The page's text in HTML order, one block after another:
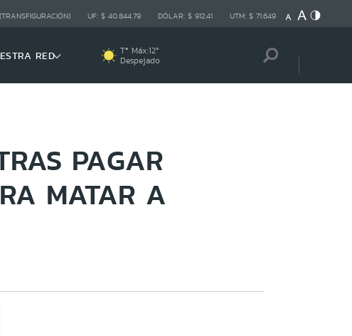
(TRANSFIGURACIÓN) UF: $ 40.844,79 DÓLAR: $ 912,41 UTM: $ 71.649
RED Tª Máx:12º
Despejado
PAGAR
MATAR A